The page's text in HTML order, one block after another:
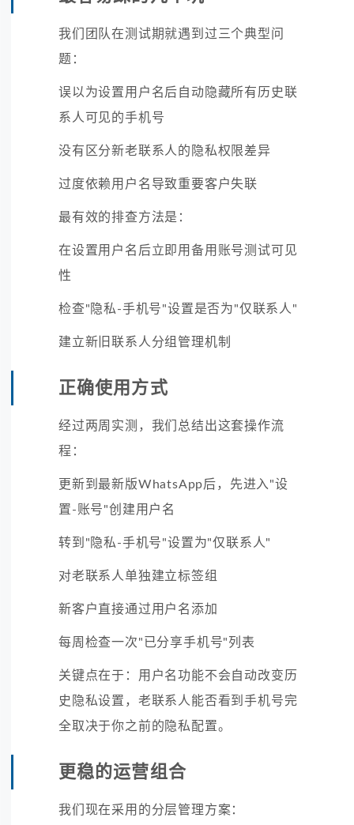
我们团队在测试期就遇到过三个典型问
题：
误以为设置用户名后自动隐藏所有历史联
系人可见的手机号
没有区分新老联系人的隐私权限差异
过度依赖用户名导致重要客户失联
最有效的排查方法是：
在设置用户名后立即用备用账号测试可见
性
检查"隐私-手机号"设置是否为"仅联系人"
建立新旧联系人分组管理机制
正确使用方式
经过两周实测，我们总结出这套操作流
程：
更新到最新版WhatsApp后，先进入"设
置-账号"创建用户名
转到"隐私-手机号"设置为"仅联系人"
对老联系人单独建立标签组
新客户直接通过用户名添加
每周检查一次"已分享手机号"列表
关键点在于：用户名功能不会自动改变历
史隐私设置，老联系人能否看到手机号完
全取决于你之前的隐私配置。
更稳的运营组合
我们现在采用的分层管理方案：